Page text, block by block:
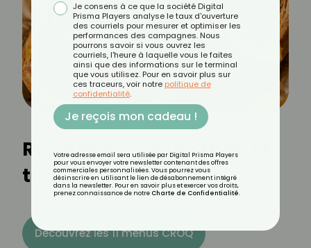
Recette de quiche thon et
tomate
Découvrez les 11 menus CROQ
Je consens à ce que la société Digital
Prisma Players analyse le taux d'ouverture
des courriels pour mesurer et optimiser les
performances des campagnes. Nous
pourrons savoir si vous ouvrez les
courriels, l'heure à laquelle vous le faites
ainsi que des informations sur le terminal
que vous utilisez. Pour en savoir plus sur
ces traceurs, voir notre politique de
confidentialité.
Je reçois mon cadeau !
Votre adresse email sera utilisée par Digital Prisma Players
pour vous envoyer votre newsletter contenant des offres
commerciales personnalisées. Vous pourrez vous
désinscrire en utilisant le lien de désabonnement intégré
dans la newsletter. Pour en savoir plus et exercer vos droits,
prenez connaissance de notre Charte de Confidentialité.